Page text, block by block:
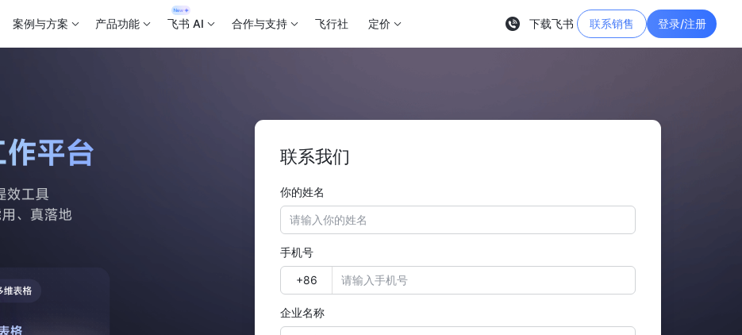
案例与方案 产品功能 飞书 AI 合作与支持 飞行社 定价 下载飞书 联系销售 登录/注册
联系我们
你的姓名
手机号
企业名称